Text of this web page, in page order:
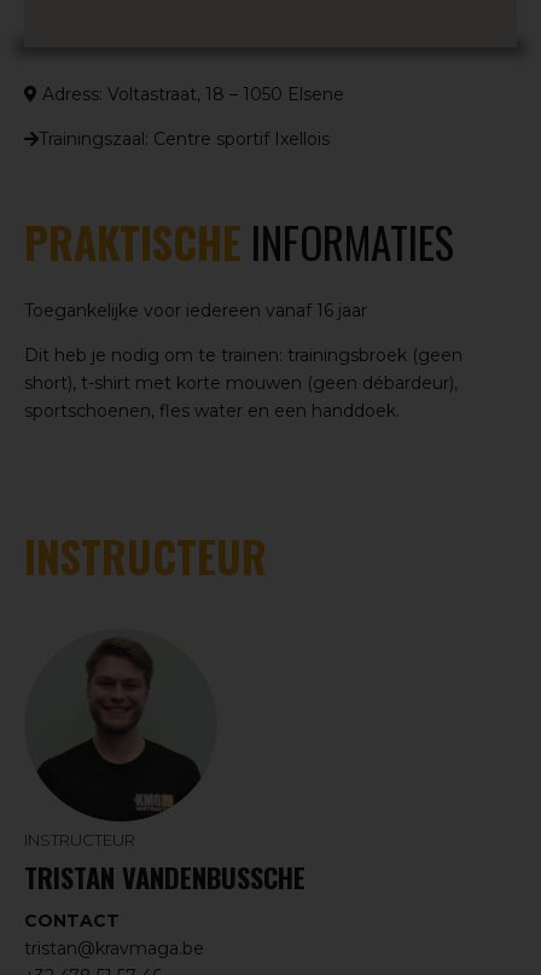
Adress: Voltastraat, 18 – 1050 Elsene
Trainingszaal: Centre sportif Ixellois
PRAKTISCHE INFORMATIES
Toegankelijke voor iedereen vanaf 16 jaar
Dit heb je nodig om te trainen: trainingsbroek (geen
short), t-shirt met korte mouwen (geen débardeur),
sportschoenen, fles water en een handdoek.
INSTRUCTEUR
INSTRUCTEUR
TRISTAN VANDENBUSSCHE
CONTACT
tristan@kravmaga.be